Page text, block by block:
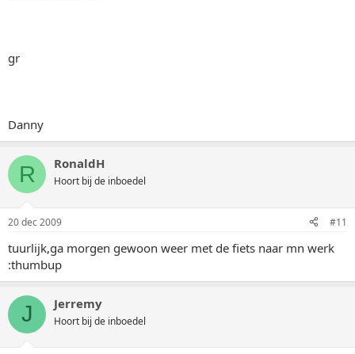
gr
Danny
R RonaldH
Hoort bij de inboedel
20 dec 2009 #11
tuurlijk,ga morgen gewoon weer met de fiets naar mn werk
:thumbup
J Jerremy
Hoort bij de inboedel